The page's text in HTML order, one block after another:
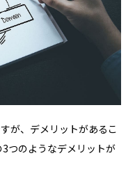
が、デメリットがあるこ
つのようなデメリットが